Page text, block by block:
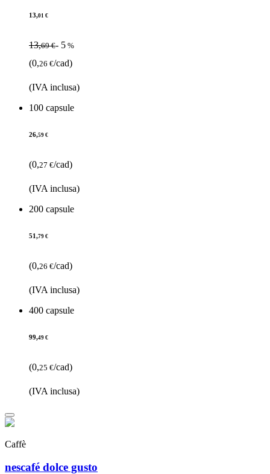
13,01 €
13,69 €- 5 %
(0,26 €/cad)
(IVA inclusa)
100 capsule
26,59 €
(0,27 €/cad)
(IVA inclusa)
200 capsule
51,79 €
(0,26 €/cad)
(IVA inclusa)
400 capsule
99,49 €
(0,25 €/cad)
(IVA inclusa)
Caffè
nescafé dolce gusto